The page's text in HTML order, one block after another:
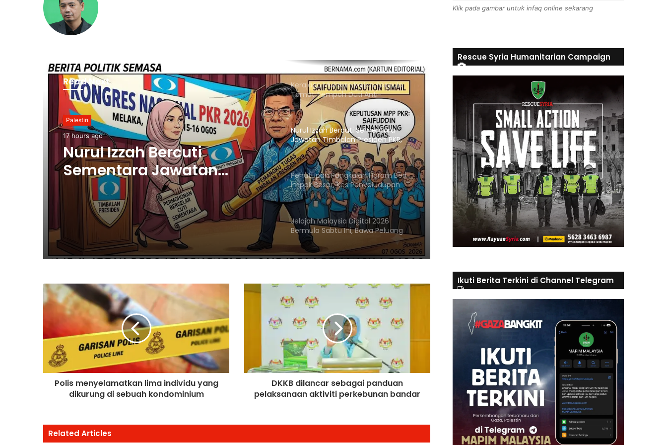
Read Next
Palestin
17 hours ago
Nurul Izzah Bercuti
Sementara Jawatan
Timbalan Presiden PKR,
Saifuddin Pemangku
Tugas
Kerajaan Mulakan Kajian Semula
Tamat Tempoh Duti Anti-
Lambakan Import Gegelung Keluli
China, Vietnam
Nurul Izzah Bercuti Sementara
Jawatan Timbalan Presiden PKR,
Saifuddin Pemangku Tugas
Penutupan Pangkalan Haram Beri
Impak Besar, Kes Penyeludupan
Petrol dan Diesel Menjunam
Jelajah Malaysia Digital 2026
Bermula Sabtu Ini, Bawa Peluang
Ekonomi ke Komuniti Setempat
Malaysia-Hungary Perkukuh
Kerjasama Pertanian dan
Keterjaminan Makanan
Ketua Mossad Pecat Dua Pegawai
Kanan Kerana Plot Gagal Guling
Kerajaan Iran
Itali Bakal Berdepan Gelombang
Polis menyelamatkan lima individu yang
dikurung di sebuah kondominium
DKKB dilancar sebagai panduan
pelaksanaan aktiviti perkebunan bandar
Related Articles
Klik pada gambar untuk infaq online sekarang
Rescue Syria Humanitarian Campaign
Ikuti Berita Terkini di Channel Telegram